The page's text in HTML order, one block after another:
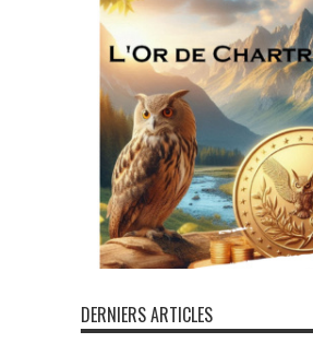
DERNIERS ARTICLES